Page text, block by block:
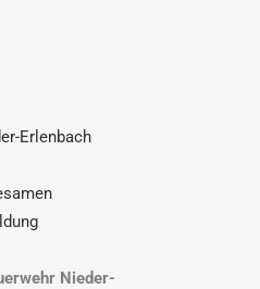
Erlenbach
Nieder-